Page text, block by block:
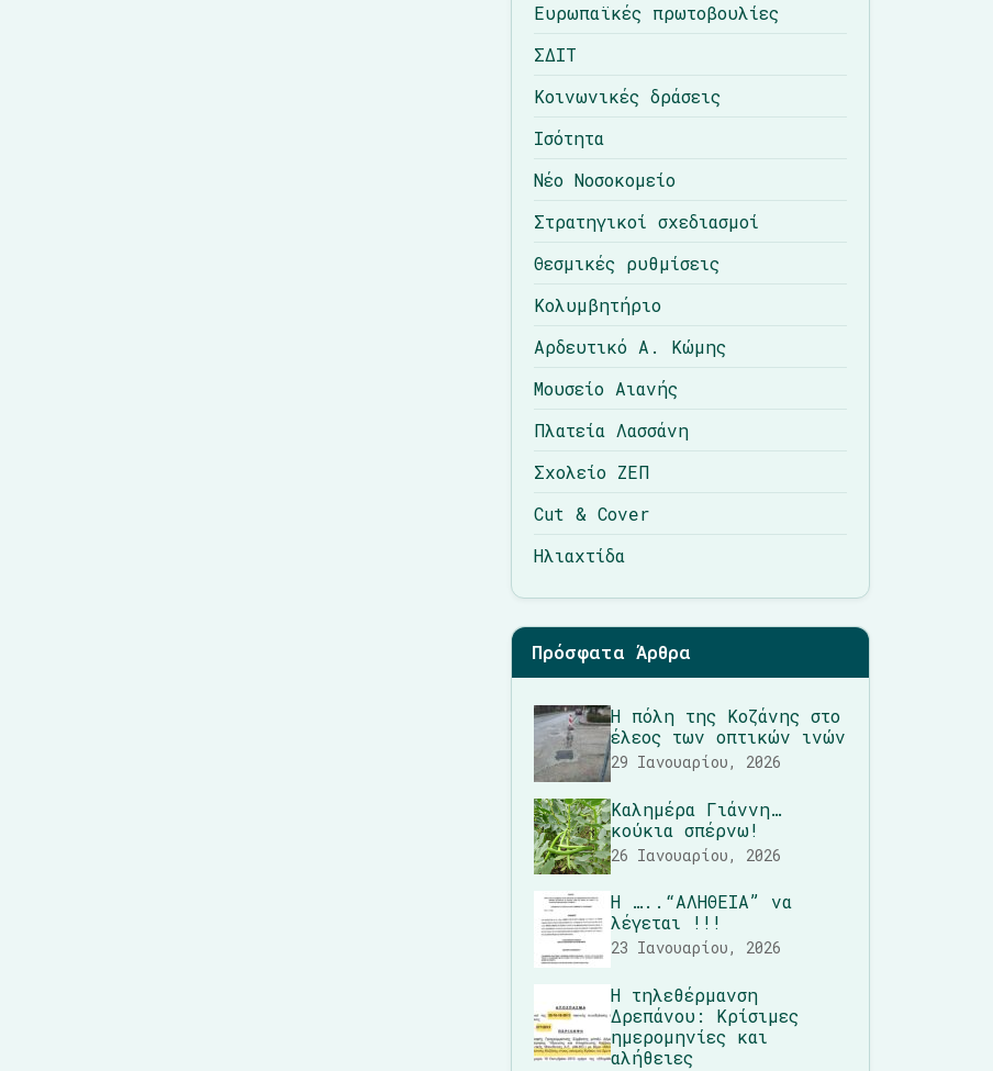
Ευρωπαϊκές πρωτοβουλίες
ΣΔΙΤ
Κοινωνικές δράσεις
Ισότητα
Νέο Νοσοκομείο
Στρατηγικοί σχεδιασμοί
Θεσμικές ρυθμίσεις
Κολυμβητήριο
Αρδευτικό Α. Κώμης
Μουσείο Αιανής
Πλατεία Λασσάνη
Σχολείο ΖΕΠ
Cut & Cover
Ηλιαχτίδα
Πρόσφατα Άρθρα
Η πόλη της Κοζάνης στο
έλεος των οπτικών ινών
29 Ιανουαρίου, 2026
Καλημέρα Γιάννη…
κούκια σπέρνω!
26 Ιανουαρίου, 2026
Η …..“ΑΛΗΘΕΙΑ” να
λέγεται !!!
23 Ιανουαρίου, 2026
Η τηλεθέρμανση
Δρεπάνου: Κρίσιμες
ημερομηνίες και
αλήθειες